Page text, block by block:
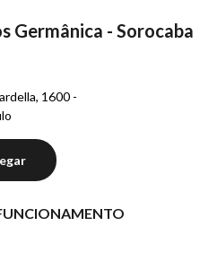
Germânica - Sorocaba
1600 -